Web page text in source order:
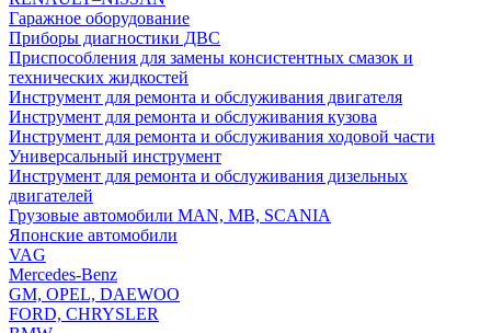
Гаражное оборудование
Приборы диагностики ДВС
Приспособления для замены консистентных смазок и
технических жидкостей
Инструмент для ремонта и обслуживания двигателя
Инструмент для ремонта и обслуживания кузова
Инструмент для ремонта и обслуживания ходовой части
Универсальный инструмент
Инструмент для ремонта и обслуживания дизельных
двигателей
Грузовые автомобили MAN, MB, SCANIA
Японские автомобили
VAG
Mercedes-Benz
GM, OPEL, DAEWOO
FORD, CHRYSLER